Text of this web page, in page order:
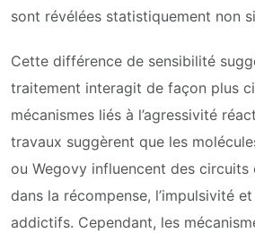
sont révélées statistiquement non
Cette différence de sensibilité
traitement interagit de façon plus
mécanismes liés à l’agressivité
travaux suggèrent que les
ou Wegovy influencent des circuits
dans la récompense, l’impulsivité
addictifs. Cependant, les